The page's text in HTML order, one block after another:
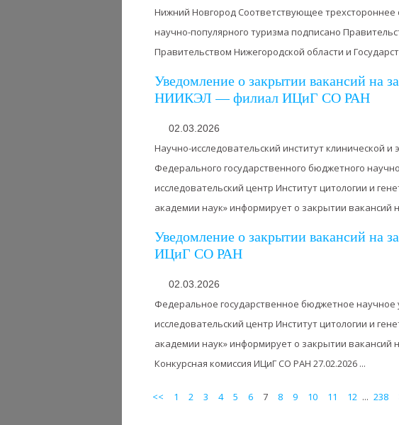
Нижний Новгород Соответствующее трехстороннее
научно-популярного туризма подписано
Правительством Нижегородской области и
Уведомление о закрытии вакансий на
НИИКЭЛ — филиал ИЦиГ СО РАН
02.03.2026
Научно-исследовательский институт клинической
Федерального государственного бюджетного
исследовательский центр Институт цитологии и
академии наук» информирует о закрытии вакансий
Уведомление о закрытии вакансий на
ИЦиГ СО РАН
02.03.2026
Федеральное государственное бюджетное
исследовательский центр Институт цитологии и
академии наук» информирует о закрытии
Конкурсная комиссия ИЦиГ СО РАН 27.02.2026 ...
<< 1 2 3 4 5 6 7 8 9 10 11 12 ... 238